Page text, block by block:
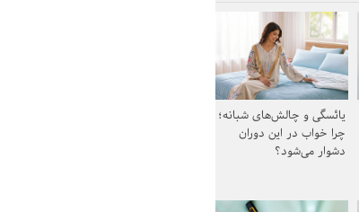
یائسگی و چالش‌های شبانه؛
چرا خواب در این دوران
دشوار می‌شود؟